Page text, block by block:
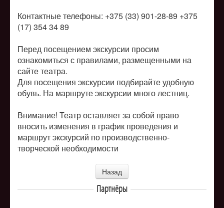
Контактные телефоны: +375 (33) 901-28-89 +375
(17) 354 34 89
Перед посещением экскурсии просим
ознакомиться с правилами, размещенными на
сайте театра.
Для посещения экскурсии подбирайте удобную
обувь. На маршруте экскурсии много лестниц.
Внимание! Театр оставляет за собой право
вносить изменения в график проведения и
маршрут экскурсий по производственно-
творческой необходимости
Назад
Партнёры